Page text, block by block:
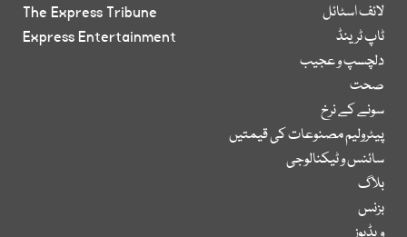
لائف اسٹائل
ٹاپ ٹرینڈ
دلچسپ و عجیب
صحت
سونے کے نرخ
پیٹرولیم مصنوعات کی قیمتیں
سائنس و ٹیکنالوجی
بلاگ
بزنس
The Express Tribune
Express Entertainment